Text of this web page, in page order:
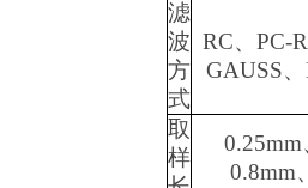
滤
波
方
式
RC、PC-
GAUSS
取
样
0.25mm
0.8mm